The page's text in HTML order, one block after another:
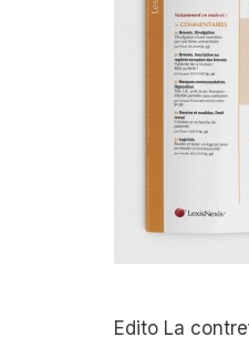
Edito La